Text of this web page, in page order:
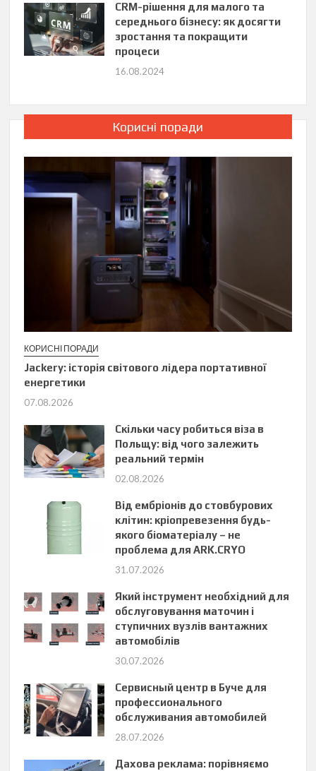
CRM-рішення для малого та
середнього бізнесу: як досягти
зростання та покращити
процеси
16.08.2024
Корисні поради
КОРИСНІ ПОРАДИ
Jackery: історія світового лідера портативної
енергетики
07.08.2026
Скільки часу робиться віза в
Польщу: від чого залежить
реальний термін
02.08.2026
Від ембріонів до стовбурових
клітин: кріопревезення будь-
якого біоматеріалу – не
проблема для ARK.CRYO
31.07.2026
Який інструмент необхідний для
обслуговування маточин і
ступичних вузлів вантажних
автомобілів
30.07.2026
Сервисный центр в Буче для
профессионального
обслуживания автомобилей
28.07.2026
Дахова реклама: порівняємо